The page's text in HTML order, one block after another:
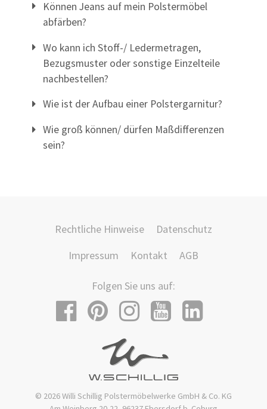
Können Jeans auf mein Polstermöbel
abfärben?
Wo kann ich Stoff-/ Ledermetragen,
Bezugsmuster oder sonstige Einzelteile
nachbestellen?
Wie ist der Aufbau einer Polstergarnitur?
Wie groß können/ dürfen Maßdifferenzen
sein?
Rechtliche Hinweise
Datenschutz
Impressum
Kontakt AGB
Folgen Sie uns auf:
© 2026 Willi Schillig Polstermöbelwerke GmbH & Co. KG